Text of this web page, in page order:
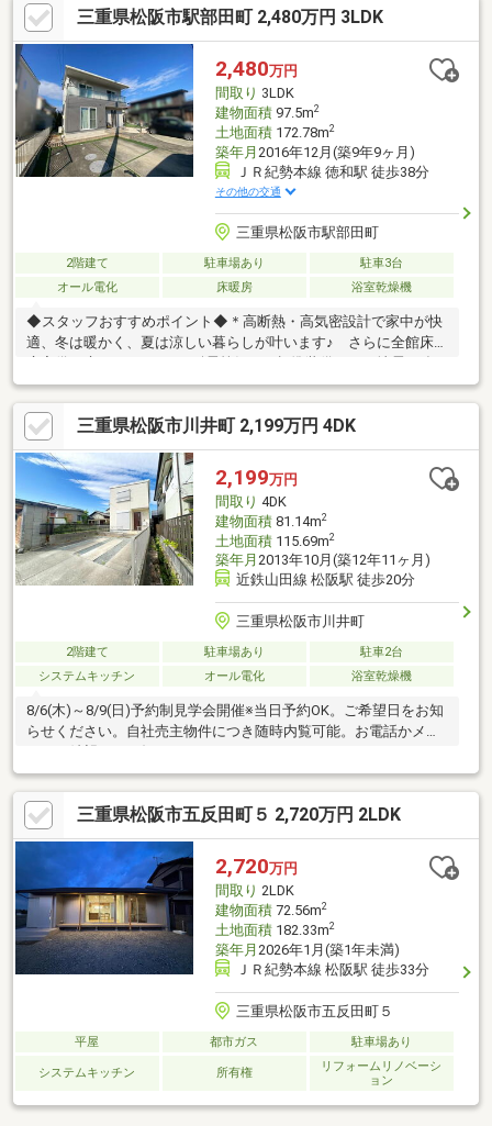
三重県松阪市駅部田町 2,480万円 3LDK
2,480万円
間取り 3LDK
建物面積97.5m2
土地面積172.78m2
築年月 2016年12月(築9年9ヶ月)
ＪＲ紀勢本線 徳和駅 徒歩38分
その他の交通
三重県松阪市駅部田町
2階建て 駐車場あり
駐車3台
オール電化
床暖房 浴室乾燥機
◆スタッフおすすめポイント◆＊高断熱・高気密設計で家中が快
適、冬は暖かく、夏は涼しい暮らしが叶います♪ さらに全館床暖
安心感！◆設備・室内◆＊散らかりがちな玄関もSICがあるので
安心！ベビーカーも外遊び道具もすぐに収納可能！＊２階主寝室
は広々8帖とウォークインクローゼット完備の為物がたくさんある
方も安心！＊オール電化住宅につき、火を使わず小さなお子様の
いるご家庭にも安心安全です♪＊並列駐車４台可能（車種による）
で来客時も安心！◆周辺環境◆＊マックスバリュ学園前まで車約
3分◆学校◆ 山室山小学校・中部中学校
三重県松阪市川井町 2,199万円 4DK
2,199万円
間取り 4DK
建物面積81.14m2
土地面積115.69m2
築年月 2013年10月(築12年11ヶ月)
近鉄山田線 松阪駅 徒歩20分
三重県松阪市川井町
2階建て 駐車場あり
駐車2台
システムキッチン
オール電化 浴室乾燥機
8/6(木)～8/9(日)予約制見学会開催※当日予約OK。ご希望日をお知
らせください。自社売主物件につき随時内覧可能。お電話かメー
三重県松阪市五反田町５ 2,720万円 2LDK
2,720万円
間取り 2LDK
建物面積72.56m2
土地面積182.33m2
築年月 2026年1月(築1年未満)
ＪＲ紀勢本線 松阪駅 徒歩33分
三重県松阪市五反田町５
平屋 都市ガス 駐車場あり
システムキッチン 所有権
リフォームリノベーシ
ョン